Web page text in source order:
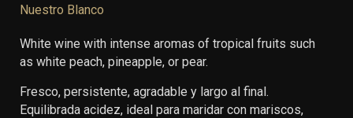
Nuestro Blanco
White wine with intense aromas of tropical fruits such
as white peach, pineapple, or pear.
Fresco, persistente, agradable y largo al final.
Equilibrada acidez, ideal para maridar con mariscos,